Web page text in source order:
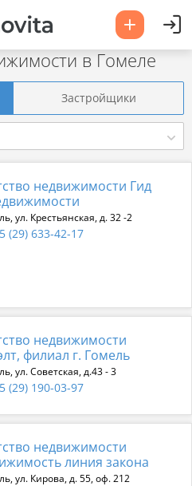
в Гомеле
Застройщики
недвижимости Гид
ул. Крестьянская, д. 32 -2
(29) 633-42-17
недвижимости
филиал г. Гомель
ул. Советская, д.43 - 3
(29) 190-03-97
недвижимости
линия закона
ул. Кирова, д. 55, оф. 212